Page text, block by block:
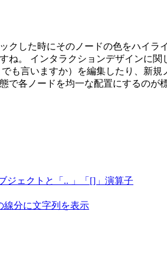
クした時にそのノードの色をハイ
ね。 インタラクションデザインに
も言いますか）を編集したり、新
各ノードを均一な配置にするのが
ジェクトと「.. 」「[]」演算子
線分に文字列を表示